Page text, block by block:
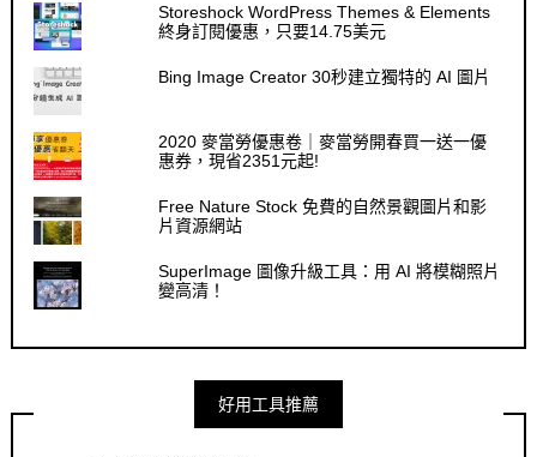
Storeshock WordPress Themes & Elements
終身訂閱優惠，只要14.75美元
Bing Image Creator 30秒建立獨特的 AI 圖片
2020 麥當勞優惠卷｜麥當勞開春買一送一優
惠券，現省2351元起!
Free Nature Stock 免費的自然景觀圖片和影
片資源網站
SuperImage 圖像升級工具：用 AI 將模糊照片
變高清！
好用工具推薦